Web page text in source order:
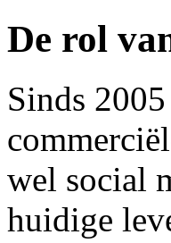
De rol
Sinds
wel social
huidige